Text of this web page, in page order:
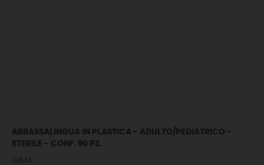
ABBASSALINGUA IN PLASTICA - ADULTO/PEDIATRICO -
STERILE - CONF. 90 PZ.
GIMA